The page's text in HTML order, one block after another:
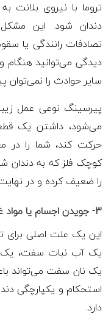
تروما با نیروی بلانت
دندان شود. این
تصادفات رانندگی یا
دیدگی می‌توانید هنگام
سایر حوادث را نمی‌توان
پیرسینگ نوعی عمل
می‌شود، داشتن یک
حرکت کند، شما را در
کوچک فلز که به دندان
را ضعیف کرده و در
3- جویدن اجسام یا مواد غذایی سخت
این یک علت اصلی
یک آب نبات سفت، یک
یک نان سفت می‌تواند
استحکام و یکپارچگی
دارد.